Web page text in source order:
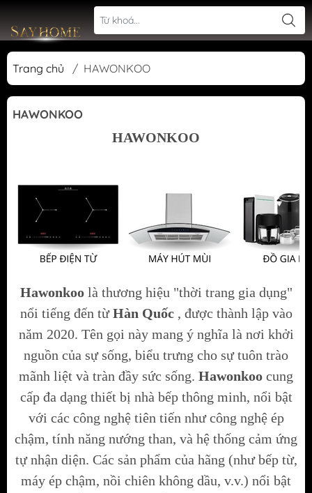
Trang chủ / HAWONKOO
HAWONKOO
HAWONKOO
Hawonkoolà thương hiệu "thời trang gia dụng"
nổi tiếng đến từHàn Quốc, được thành lập vào
năm 2020. Tên gọi này mang ý nghĩa là nơi khởi
nguồn của sự sống, biểu trưng cho sự tuôn trào
mãnh liệt và tràn đầy sức sống. Hawonkoo cung
cấp đa dạng thiết bị nhà bếp thông minh, nổi bật
với các công nghệ tiên tiến như công nghệ ép
chậm, tính năng nướng than, và hệ thống cảm ứng
tự nhận diện. Các sản phẩm của hãng (như bếp từ,
máy ép chậm, nồi chiên không dầu, v.v.) nổi bật